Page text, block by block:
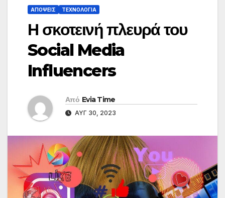
ΑΠΟΨΕΙΣ ΤΕΧΝΟΛΟΓΙΑ
Η σκοτεινή πλευρά του
Social Media
Influencers
Από Evia Time
ΑΥΓ 30, 2023